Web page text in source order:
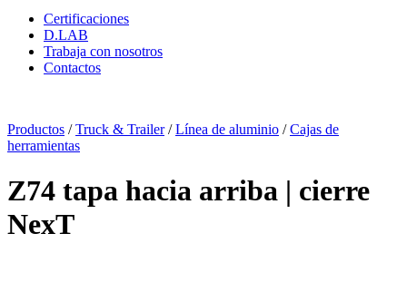
Certificaciones
D.LAB
Trabaja con nosotros
Contactos
Productos /Truck & Trailer/Línea de aluminio /Cajas de
herramientas
Z74 tapa hacia arriba | cierre
NexT